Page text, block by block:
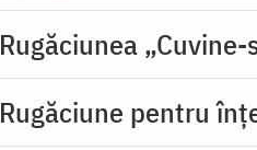
Rugăciunea
Rugăciune pentru